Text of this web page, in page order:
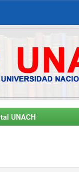
UNACH